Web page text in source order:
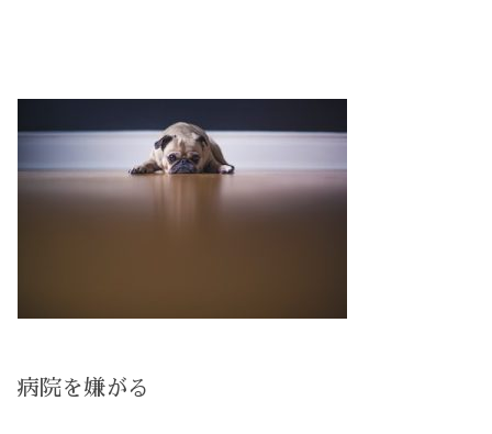
病院を嫌がる